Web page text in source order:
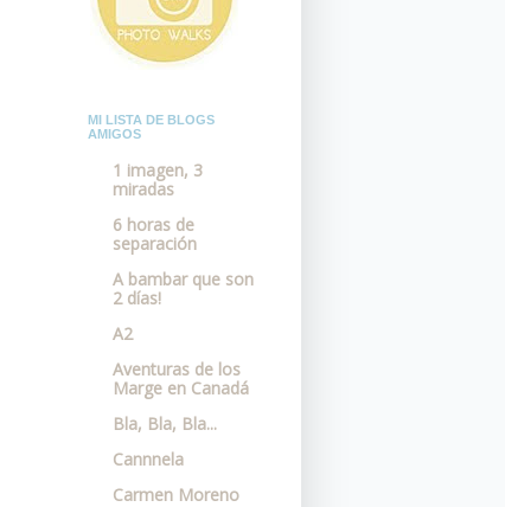
MI LISTA DE BLOGS
AMIGOS
1 imagen, 3
miradas
6 horas de
separación
A bambar que son
2 días!
A2
Aventuras de los
Marge en Canadá
Bla, Bla, Bla...
Cannnela
Carmen Moreno